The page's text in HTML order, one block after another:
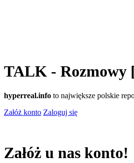
TALK - Rozmowy
hyperreal.info to największe polskie
Załóż konto Zaloguj się
Załóż u nas konto!